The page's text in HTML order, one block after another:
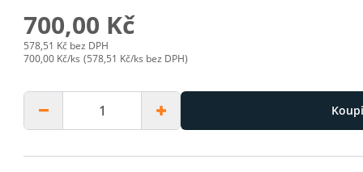
700,00 Kč
578,51 Kč bez DPH
700,00 Kč/ks (578,51 Kč/ks bez DPH)